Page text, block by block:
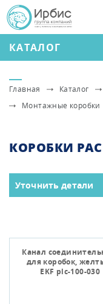
КАТАЛОГ
Главная Каталог
Монтажные коробки
Уточнить детали
КОРОБКИ
Канал
для коробок,
EKF plc-100-030